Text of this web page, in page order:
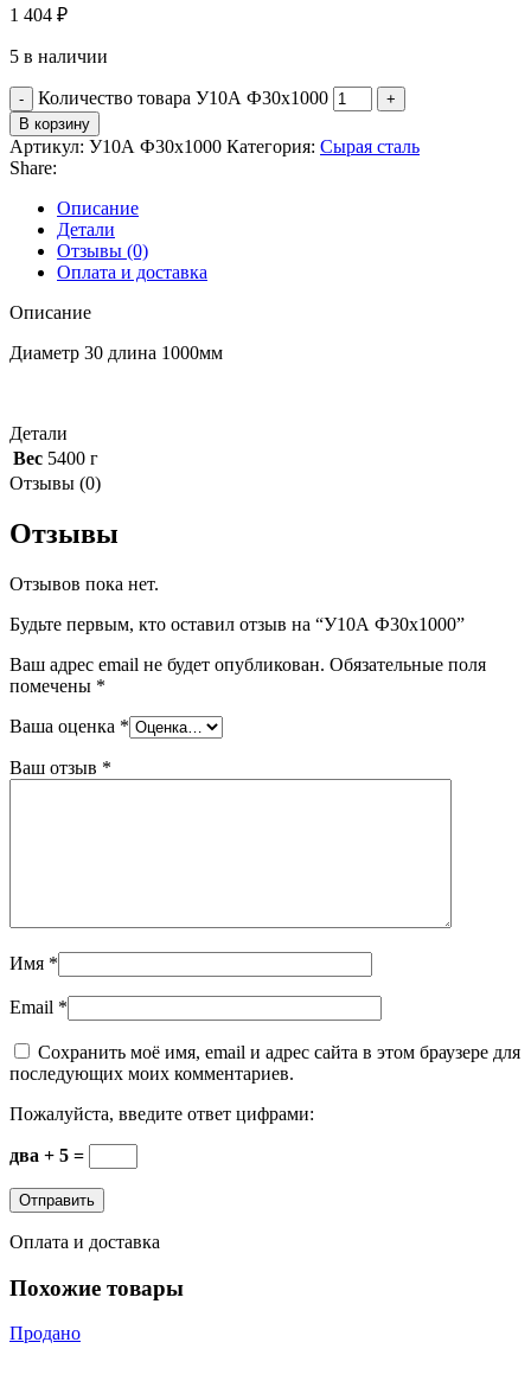
1 404 ₽
5 в наличии
Количество товара У10А Ф30х1000
В корзину
Артикул: У10А Ф30х1000 Категория: Сырая сталь
Share:
Описание
Детали
Отзывы (0)
Оплата и доставка
Описание
Диаметр 30 длина 1000мм
Детали
Вес 5400 г
Отзывы (0)
Отзывы
Отзывов пока нет.
Будьте первым, кто оставил отзыв на “У10А Ф30х1000”
Ваш адрес email не будет опубликован. Обязательные поля
помечены *
Ваша оценка *
Ваш отзыв *
Имя *
Email *
Сохранить моё имя, email и адрес сайта в этом браузере для
последующих моих комментариев.
Пожалуйста, введите ответ цифрами:
два + 5 =
Оплата и доставка
Похожие товары
Продано